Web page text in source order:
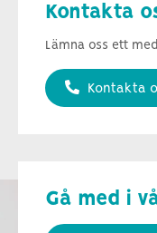
Kontakta
Lämna oss ett
Kontakta
Gå med i